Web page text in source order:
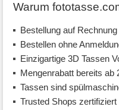
Warum
Bestellung auf Rechnung
Bestellen ohne
Einzigartige 3D Tassen
Mengenrabatt bereits ab
Tassen sind
Trusted Shops zertifiziert